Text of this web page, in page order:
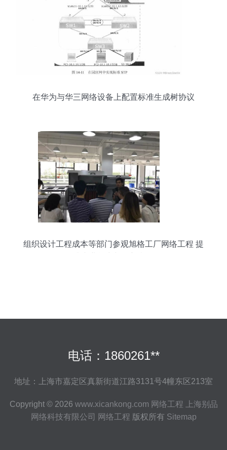
在华为与华三网络设备上配置标准生成树协议
组织设计工程成本等部门参观旭格工厂网络工程 提
电话：1860261**
地址：上海市嘉定区真新街道江路3131号4幢东区213室
Copyright © 2026 www.xicankong.com 网络工程
上海别品
网络科技有限公司
网络工程 版权所有 Sitemap